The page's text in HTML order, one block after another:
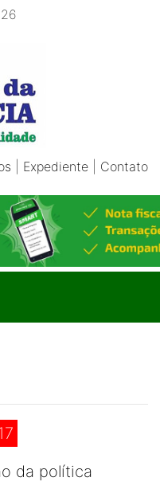
Expediente Contato
da política